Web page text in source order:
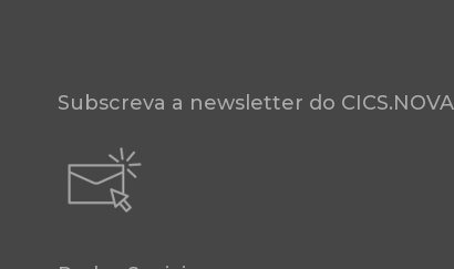
Subscreva a newsletter do CICS.NOVA